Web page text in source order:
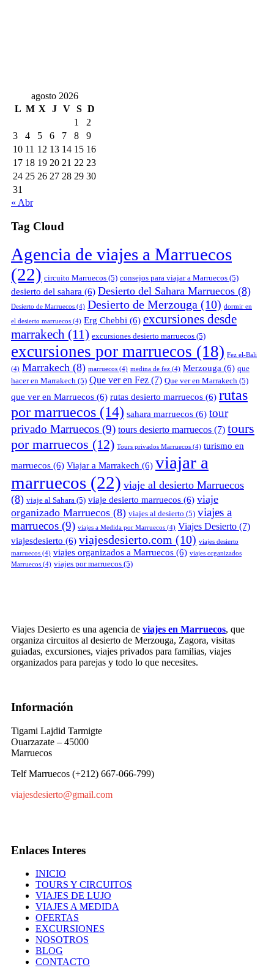
agosto 2026
L M X J V S D
1
2
3
4 5 6 7 8
9
10 11 12 13 14 15 16
17 18 19 20 21 22 23
24 25 26 27 28 29 30
31
« Abr
Tag Cloud
Agencia de viajes a Marruecos
(22) circuito Marruecos (5) consejos para viajar a Marruecos (5)
desierto del sahara (6) Desierto del Sahara Marruecos (8)
Desierto de Marruecos (4) Desierto de Merzouga (10) dormir en
el desierto marruecos (4) Erg Chebbi (6) excursiones desde
marrakech (11) excursiones desierto marruecos (5)
excursiones por marruecos (18) Fez el-Bali
(4) Marrakech (8) marruecos (4) medina de fez (4) Merzouga (6) que
hacer en Marrakech (5) Que ver en Fez (7) Que ver en Marrakech (5)
que ver en Marruecos (6) rutas desierto marruecos (6) rutas
por marruecos (14) sahara marruecos (6) tour
privado Marruecos (9) tours desierto marruecos (7) tours
por marruecos (12) Tours privados Marruecos (4) turismo en
marruecos (6) Viajar a Marrakech (6) viajar a
marruecos (22) viaje al desierto Marruecos
(8) viaje al Sahara (5) viaje desierto marruecos (6) viaje
organizado Marruecos (8) viajes al desierto (5) viajes a
marruecos (9) viajes a Medida por Marruecos (4) Viajes Desierto (7)
viajesdesierto (6) viajesdesierto.com (10) viajes desierto
marruecos (4) viajes organizados a Marruecos (6) viajes organizados
Marruecos (4) viajes por marruecos (5)
Viajes Desierto es una agencia de viajes en Marruecos, que
organiza circuitos al desierto de Merzouga, Zagora, visitas
guiadas, excursiones, viajes privados para familias, viajes
organizados para parejas y todo lo que necesites.
Información
Tigami Lajdid Tarmigte
Ouarzazate – 45000
Marruecos
Telf Marruecos (+212) 667-066-799)
viajesdesierto@gmail.com
Enlaces Interes
INICIO
TOURS Y CIRCUITOS
VIAJES DE LUJO
VIAJES A MEDIDA
OFERTAS
EXCURSIONES
NOSOTROS
BLOG
CONTACTO